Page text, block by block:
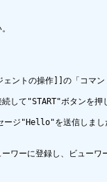
ントの操作]]の「コマ
して"START"ボタンを
ージ"Hello"を送信しまし
ワーに登録し、ビュー